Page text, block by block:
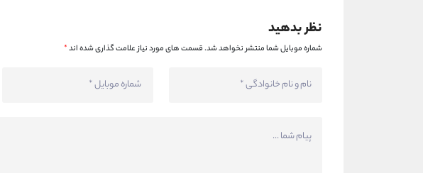
نظر بدهید
شماره موبایل شما منتشر نخواهد شد.قسمت های مورد نیاز علامت گذاری شده اند*